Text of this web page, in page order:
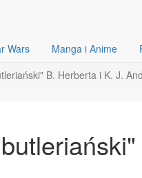
Wars Manga i Anime
B. Herberta i K. J.